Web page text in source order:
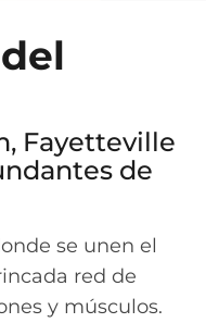
Fayetteville
de
se unen el
red de
y músculos.